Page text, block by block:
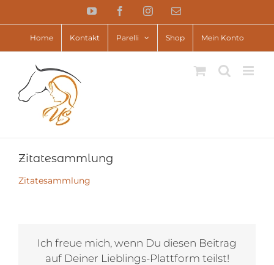
YouTube FacebookInstagram
E-
Home Kontakt Parelli Shop Mein Konto
Zitatesammlung
Zitatesammlung
Ich freue mich, wenn Du diesen Beitrag
auf Deiner Lieblings-Plattform teilst!